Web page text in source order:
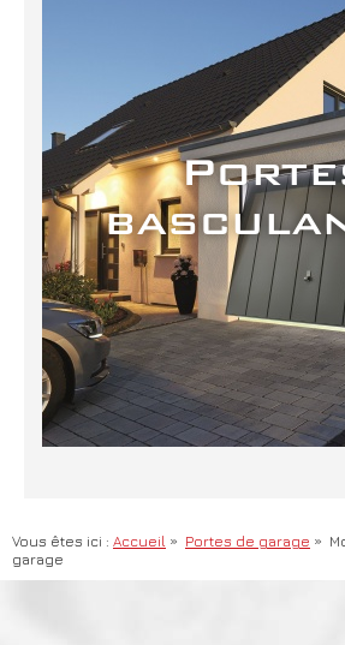
Vous êtes ici : Accueil » Portes de garage »
garage